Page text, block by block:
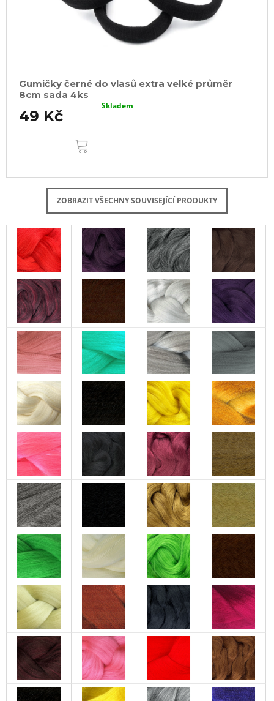
Gumičky černé do vlasů extra velké průměr
8cm sada 4ks
49 Kč
Skladem
ZOBRAZIT VŠECHNY SOUVISEJÍCÍ PRODUKTY